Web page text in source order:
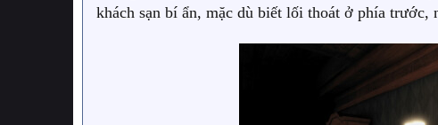
khách sạn bí ẩn, mặc dù biết lối thoát ở phía trước,